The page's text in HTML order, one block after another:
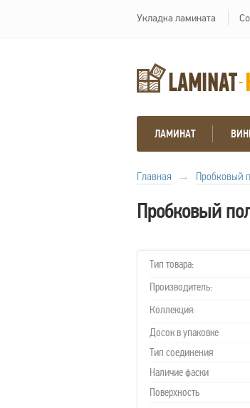
Укладка ламината
ЛАМИНАТ
Главная → Пробковый
Пробковый
Тип товара:
Производитель:
Коллекция:
Досок в упаковке
Тип соединения
Наличие фаски
Поверхность